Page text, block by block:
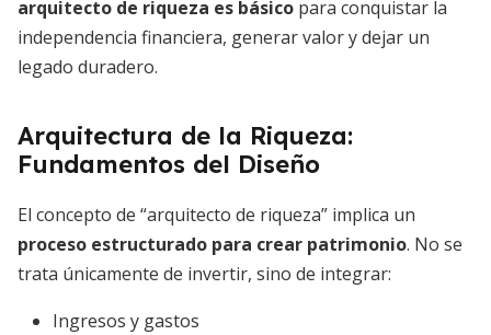
arquitecto de riqueza es básico para conquistar la
independencia financiera, generar valor y dejar un
legado duradero.
Arquitectura de la Riqueza:
Fundamentos del Diseño
El concepto de “arquitecto de riqueza” implica un
proceso estructurado para crear patrimonio. No se
trata únicamente de invertir, sino de integrar:
Ingresos y gastos